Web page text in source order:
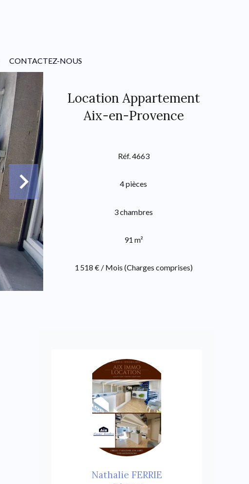
CONTACTEZ-NOUS
Location Appartement
Aix-en-Provence
Réf. 4663
4 pièces
3 chambres
91 m²
1 518 € / Mois (Charges comprises)
Nathalie FERRIE